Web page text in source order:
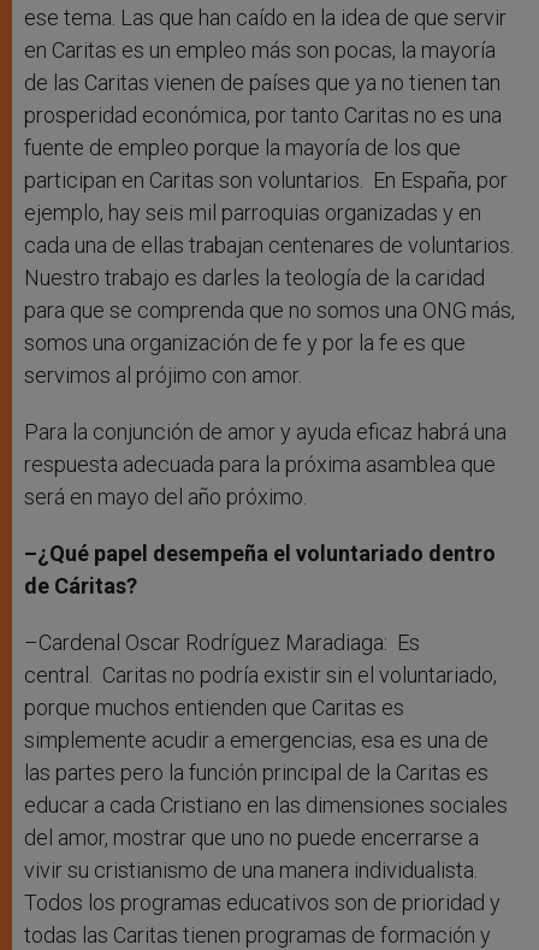
ese tema. Las que han caído en la idea de que servir
en Caritas es un empleo más son pocas, la mayoría
de las Caritas vienen de países que ya no tienen tan
prosperidad económica, por tanto Caritas no es una
fuente de empleo porque la mayoría de los que
participan en Caritas son voluntarios. En España, por
ejemplo, hay seis mil parroquias organizadas y en
cada una de ellas trabajan centenares de voluntarios.
Nuestro trabajo es darles la teología de la caridad
para que se comprenda que no somos una ONG más,
somos una organización de fe y por la fe es que
servimos al prójimo con amor.
Para la conjunción de amor y ayuda eficaz habrá una
respuesta adecuada para la próxima asamblea que
será en mayo del año próximo.
–¿Qué papel desempeña el voluntariado dentro
de Cáritas?
–Cardenal Oscar Rodríguez Maradiaga: Es
central. Caritas no podría existir sin el voluntariado,
porque muchos entienden que Caritas es
simplemente acudir a emergencias, esa es una de
las partes pero la función principal de la Caritas es
educar a cada Cristiano en las dimensiones sociales
del amor, mostrar que uno no puede encerrarse a
vivir su cristianismo de una manera individualista.
Todos los programas educativos son de prioridad y
todas las Caritas tienen programas de formación y